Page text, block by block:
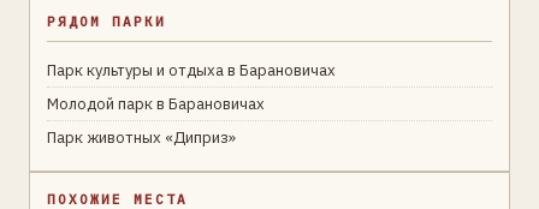
РЯДОМ ПАРКИ
Парк культуры и отдыха в Барановичах
Молодой парк в Барановичах
Парк животных «Диприз»
ПОХОЖИЕ МЕСТА